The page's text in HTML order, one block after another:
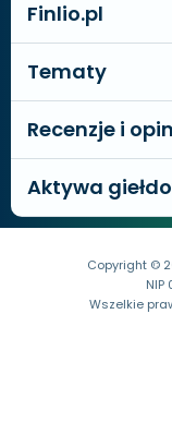
Finlio.pl
Tematy
Recenzje i
Aktywa
Copyright ©
NIP
Wszelkie